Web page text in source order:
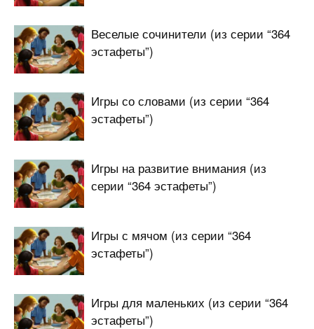
Веселые сочинители (из серии “364
эстафеты”)
Игры со словами (из серии “364
эстафеты”)
Игры на развитие внимания (из
серии “364 эстафеты”)
Игры с мячом (из серии “364
эстафеты”)
Игры для маленьких (из серии “364
эстафеты”)